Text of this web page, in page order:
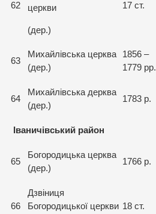
62
церкви
(дер.)
17 ст.
63
Михайлівська церква
(дер.)
1856 –
1779 рр.
64
Михайлівська дерква
(дер.)
1783 р.
Іваничівський район
65
Богородицька церква
(дер.)
1766 р.
66
Дзвіниця
Богородицької церкви 18 ст.